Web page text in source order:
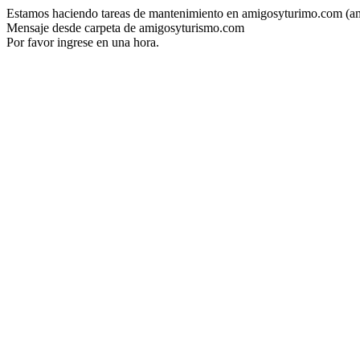
Estamos haciendo tareas de mantenimiento en amigosyturimo.com
Mensaje desde carpeta de amigosyturismo.com
Por favor ingrese en una hora.